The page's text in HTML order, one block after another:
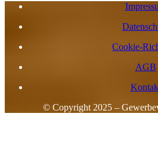
Cookie-
AGB
© Copyright 2025 –